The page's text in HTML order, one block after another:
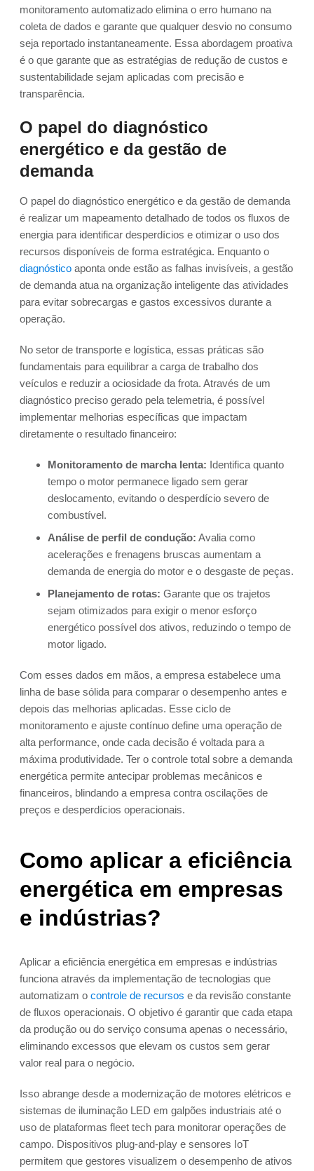
monitoramento automatizado elimina o erro humano na
coleta de dados e garante que qualquer desvio no consumo
seja reportado instantaneamente. Essa abordagem proativa
é o que garante que as estratégias de redução de custos e
sustentabilidade sejam aplicadas com precisão e
transparência.
O papel do diagnóstico
energético e da gestão de
demanda
O papel do diagnóstico energético e da gestão de demanda
é realizar um mapeamento detalhado de todos os fluxos de
energia para identificar desperdícios e otimizar o uso dos
recursos disponíveis de forma estratégica. Enquanto o
diagnóstico aponta onde estão as falhas invisíveis, a gestão
de demanda atua na organização inteligente das atividades
para evitar sobrecargas e gastos excessivos durante a
operação.
No setor de transporte e logística, essas práticas são
fundamentais para equilibrar a carga de trabalho dos
veículos e reduzir a ociosidade da frota. Através de um
diagnóstico preciso gerado pela telemetria, é possível
implementar melhorias específicas que impactam
diretamente o resultado financeiro:
Monitoramento de marcha lenta: Identifica quanto
tempo o motor permanece ligado sem gerar
deslocamento, evitando o desperdício severo de
combustível.
Análise de perfil de condução: Avalia como
acelerações e frenagens bruscas aumentam a
demanda de energia do motor e o desgaste de peças.
Planejamento de rotas: Garante que os trajetos
sejam otimizados para exigir o menor esforço
energético possível dos ativos, reduzindo o tempo de
motor ligado.
Com esses dados em mãos, a empresa estabelece uma
linha de base sólida para comparar o desempenho antes e
depois das melhorias aplicadas. Esse ciclo de
monitoramento e ajuste contínuo define uma operação de
alta performance, onde cada decisão é voltada para a
máxima produtividade. Ter o controle total sobre a demanda
energética permite antecipar problemas mecânicos e
financeiros, blindando a empresa contra oscilações de
preços e desperdícios operacionais.
Como aplicar a eficiência
energética em empresas
e indústrias?
Aplicar a eficiência energética em empresas e indústrias
funciona através da implementação de tecnologias que
automatizam o controle de recursos e da revisão constante
de fluxos operacionais. O objetivo é garantir que cada etapa
da produção ou do serviço consuma apenas o necessário,
eliminando excessos que elevam os custos sem gerar
valor real para o negócio.
Isso abrange desde a modernização de motores elétricos e
sistemas de iluminação LED em galpões industriais até o
uso de plataformas fleet tech para monitorar operações de
campo. Dispositivos plug-and-play e sensores IoT
permitem que gestores visualizem o desempenho de ativos